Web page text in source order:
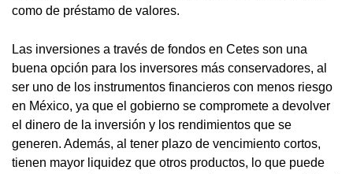
como de préstamo de valores.
Las inversiones a través de fondos en Cetes son una
buena opción para los inversores más conservadores, al
ser uno de los instrumentos financieros con menos riesgo
en México, ya que el gobierno se compromete a devolver
el dinero de la inversión y los rendimientos que se
generen. Además, al tener plazo de vencimiento cortos,
tienen mayor liquidez que otros productos, lo que puede